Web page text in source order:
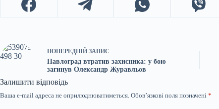
ПОПЕРЕДНІЙ ЗАПИС
Павлоград втратив захисника: у бою
загинув Олександр Журавльов
Залишити відповідь
Ваша e-mail адреса не оприлюднюватиметься. Обов’язкові поля позначені *